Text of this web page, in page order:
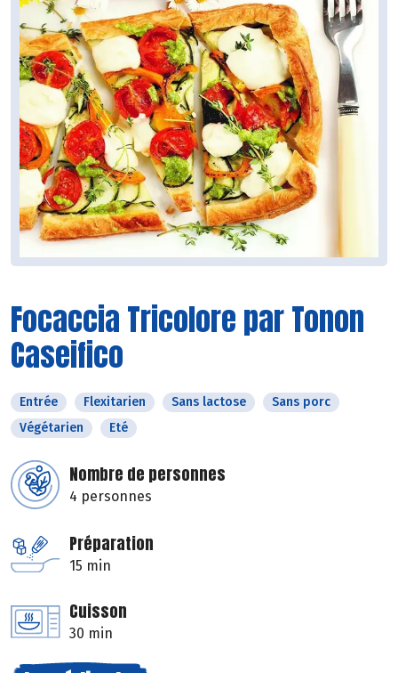
Focaccia Tricolore par Tonon
Caseifico
Entrée Flexitarien Sans lactose
Sans porc
Végétarien
Eté
Nombre de personnes
4 personnes
Préparation
15 min
Cuisson
30 min